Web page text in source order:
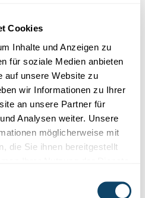
Cookies
Inhalte und Anzeigen zu
für soziale Medien anbieten
auf unsere Website zu
wir Informationen zu Ihrer
an unsere Partner für
Analysen weiter. Unsere
möglicherweise mit
die Sie ihnen bereitgestellt
In der Freizeit sieht
Mountainbike oder
viel zu selten mit einem